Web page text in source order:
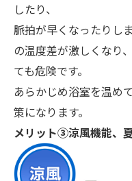
したり、
脈拍が早くなったりし
の温度差が激しくなり
ても危険です。
あらかじめ浴室を温め
策になります。
メリット③涼風機能、